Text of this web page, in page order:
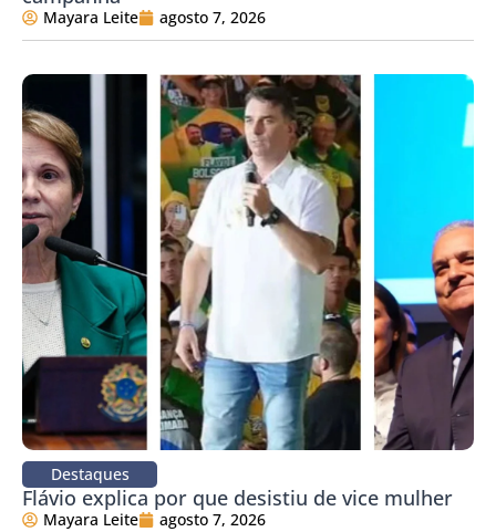
Mayara Leite agosto 7, 2026
Destaques
Flávio explica por que desistiu de vice mulher
Mayara Leite agosto 7, 2026